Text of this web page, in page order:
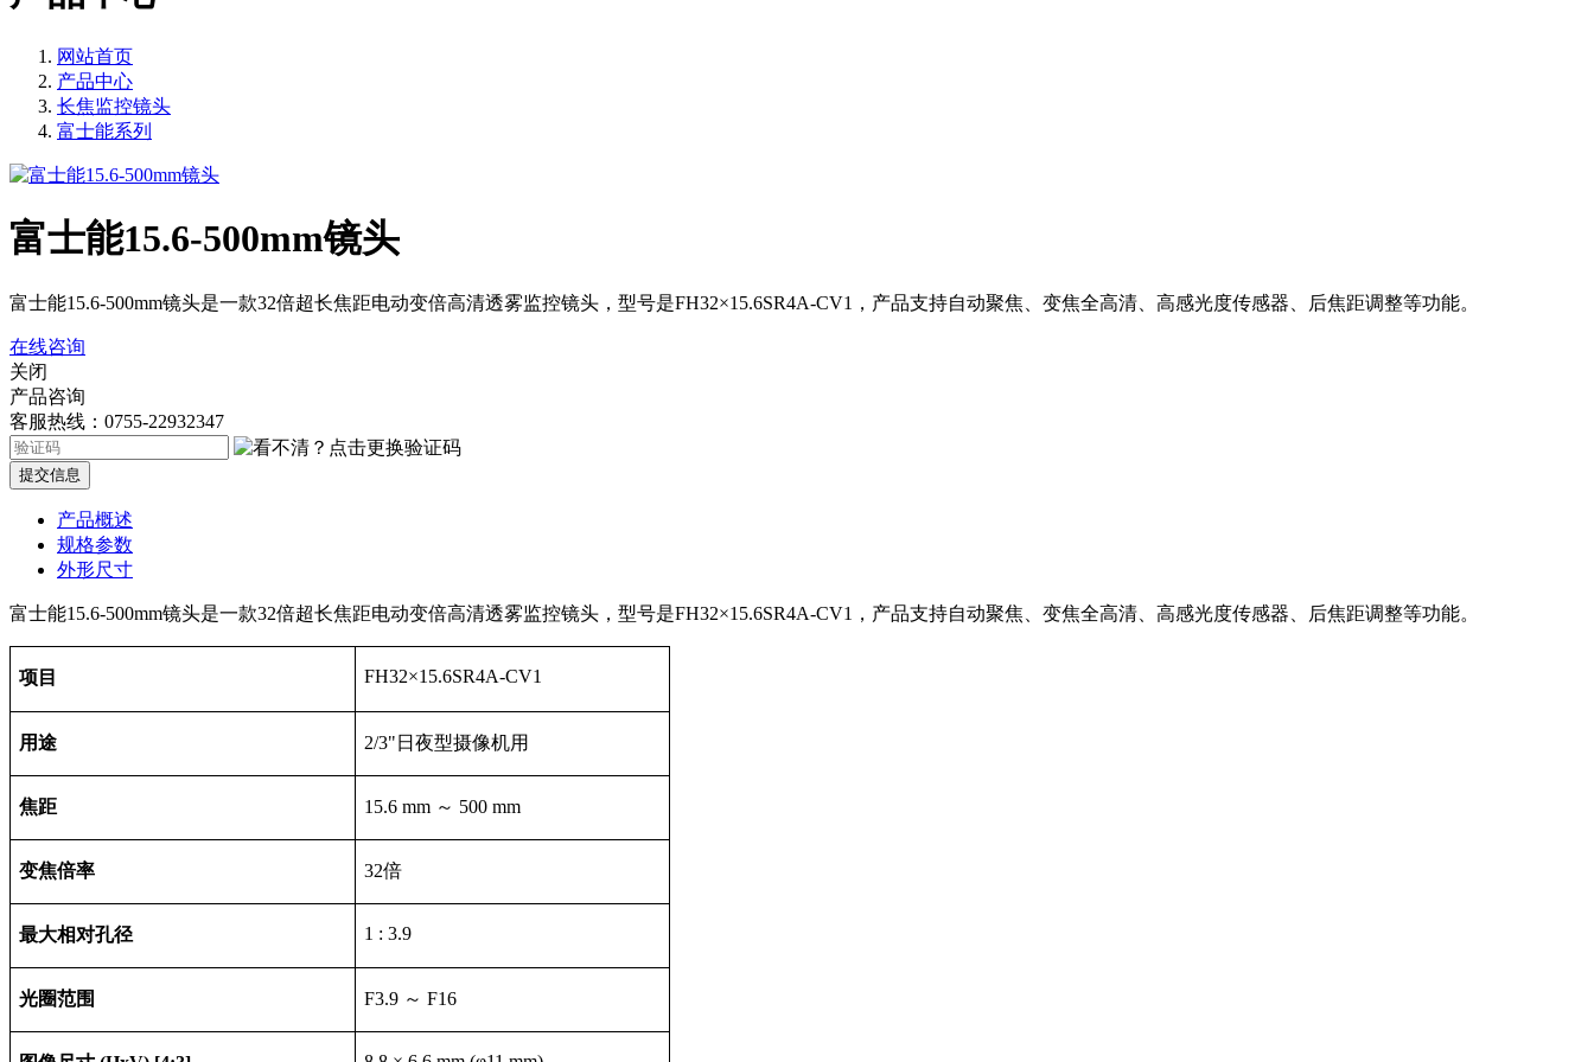
网站首页
产品中心
长焦监控镜头
富士能系列
富士能15.6-500mm镜头
富士能15.6-500mm镜头是一款32倍超长焦距电动变倍高清透雾监控镜头，型号是FH32×15.6SR4A-CV1，产品支持自动聚焦、变焦全高清、高感光度传感器、后焦距调整等功能。
在线咨询
关闭
产品咨询
客服热线：0755-22932347
提交信息
产品概述
规格参数
外形尺寸
富士能15.6-500mm镜头是一款32倍超长焦距电动变倍高清透雾监控镜头，型号是FH32×15.6SR4A-CV1，产品支持自动聚焦、变焦全高清、高感光度传感器、后焦距调整等功能。
项目 FH32×15.6SR4A-CV1
用途 2/3" 日夜型摄像机用
焦距 15.6 mm ～ 500 mm
变焦倍率 32倍
最大相对孔径 1 : 3.9
光圈范围 F3.9 ～ F16